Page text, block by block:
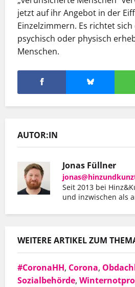
jetzt auf ihr Angebot in der
Einzelzimmern. Es richtet
psychisch oder physisch
Menschen.
AUTOR:IN
Jonas Füllner
Seit 2013 bei
und inzwischen als
WEITERE ARTIKEL ZUM
#CoronaHH, Corona,
Sozialbehörde,